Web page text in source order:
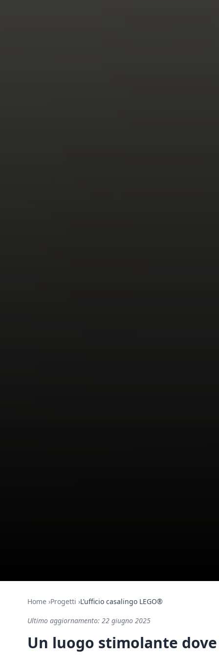
Home ›Progetti ›L’ufficio casalingo LEGO®
Ultimo aggiornamento: 22 giugno 2025
Un luogo stimolante